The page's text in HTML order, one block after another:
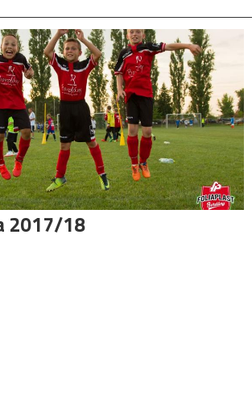
2017/18